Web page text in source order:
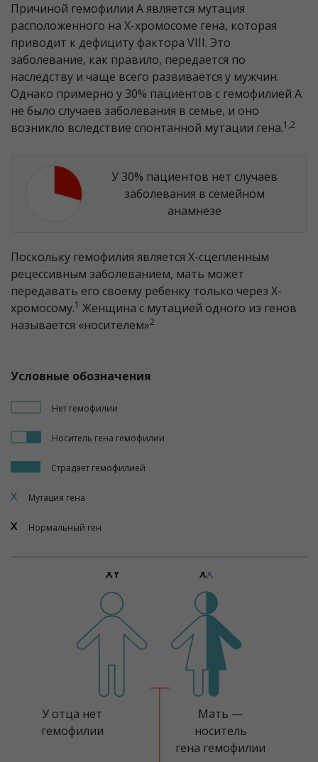
Причиной гемофилии A является мутация
расположенного на X-хромосоме гена, которая
приводит к дефициту фактора VIII. Это
заболевание, как правило, передается по
наследству и чаще всего развивается у мужчин.
Однако примерно у 30% пациентов с гемофилией А
не было случаев заболевания в семье, и оно
возникло вследствие спонтанной мутации гена.1,2
У 30% пациентов нет случаев
заболевания в семейном
анамнезе
Поскольку гемофилия является Х-сцепленным
рецессивным заболеванием, мать может
передавать его своему ребенку только через Х-
хромосому.1 Женщина с мутацией одного из генов
называется «носителем»2
У отца нет
гемофилии
Мать —
носитель
гена гемофилии
Условные обозначения
Нет гемофилии
Носитель гена гемофилии
Страдает гемофилией
Мутация гена
Нормальный ген